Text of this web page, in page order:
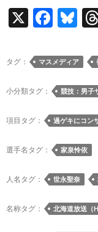
X
F
e
b
o
o
k
Bl
es
k
y
タグ： マスメディア
小分類タグ： 競技：男子
項目タグ： 過ゲキにコン
選手名タグ： 家泉怜依
人名タグ： 世永聖奈
名称タグ： 北海道放送（